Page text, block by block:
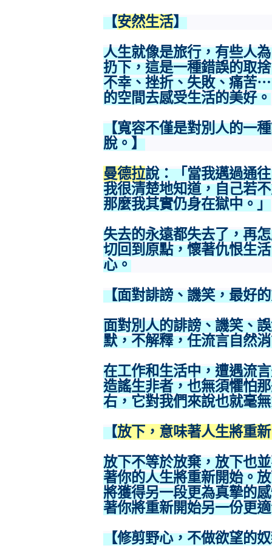
【安然生活】
人生就像是旅行，有些人
扔下，這是一種錯誤的取
不幸、挫折、失敗、痛苦
的空間去感受生活的美好。
【寬容不僅是對別人的一
脫。】
曼德拉說：「當我邁過通
我很清楚地知道，自己若
那麼我其實仍身在獄中。」
失去的永遠都失去了，再
切回到原點，懷著仇恨生
心。
【面對誹謗、譏笑，最好
面對別人的誹謗、譏笑、
默，不解釋，任流言自然
在工作和生活中，遭遇流
造謠生非者，也無須懼怕
右，它對我們來說也就毫
【放下，意味著人生將重
放下不等於放棄，放下也
著你的人生將重新開始。
將獲得另一段更為真摯的
著你將重新開始另一份更
【修剪野心，不做欲望的